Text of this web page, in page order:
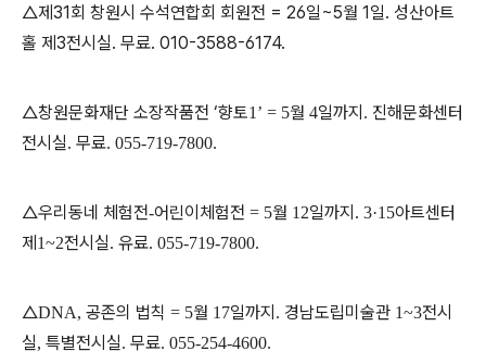
△제31회 창원시 수석연합회 회원전 = 26일~5월 1일. 성산아트
홀 제3전시실. 무료. 010-3588-6174.
△창원문화재단 소장작품전 ‘향토1’ = 5월 4일까지 . 진해문화센터
전시실. 무료. 055-719-7800.
△우리동네 체험전-어린이체험전 = 5월 12일까지 . 3·15아트센터
제 1~2전시실. 유료. 055-719-7800.
△DNA, 공존의 법칙 = 5월 17일까지 . 경남도립미술관 1~3전시
실, 특별전시실. 무료. 055-254-4600.